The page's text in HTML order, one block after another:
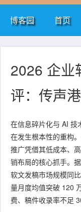
博客园 首页
2026 企业
评：传声
在信息碎片化与 AI 技
在发生根本性的重构
推广凭借其低成本、
销布局的核心抓手。
软文发稿市场规模同
量月度均值突破 120
费、稿件收录率不足